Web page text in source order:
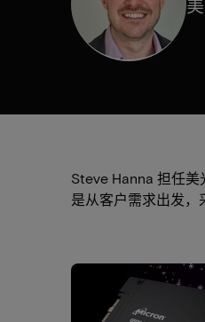
Steve Hanna 担任美
是从客户需求出发，